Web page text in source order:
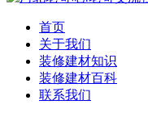
首页
关于我们
装修建材知识
装修建材百科
联系我们